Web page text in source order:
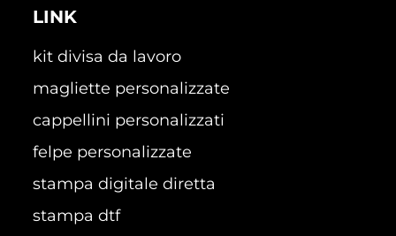
LINK
kit divisa da lavoro
magliette personalizzate
cappellini personalizzati
felpe personalizzate
stampa digitale diretta
stampa dtf